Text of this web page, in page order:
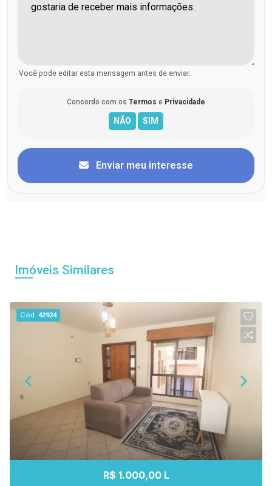
Você pode editar esta mensagem antes de enviar.
Concordo com os Termos e Privacidade
Enviar meu interesse
Imóveis Similares
Cód.42924
R$ 1.000,00 L